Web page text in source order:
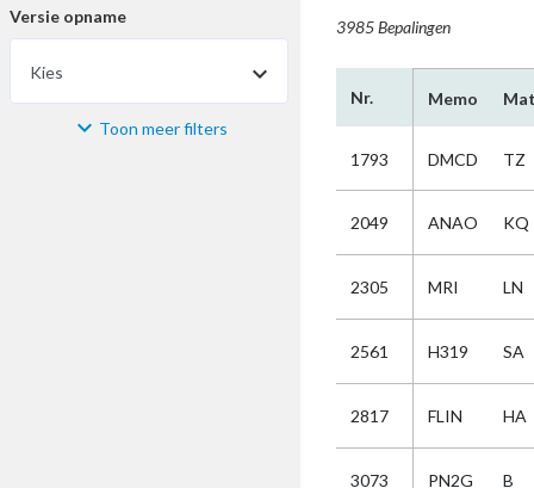
Versie opname
Kies
Materiaal Toon meer filters
3985 Bepalingen
Nr. Memo
1793 DMCD TZ
2049 ANAO KQ
2305 MRI LN
2561 H319 SA
2817 FLIN HA
3073 PN2G B